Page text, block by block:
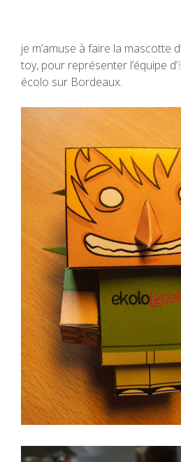
je m’amuse à faire la mascotte
toy, pour représenter l’équipe d’
écolo sur Bordeaux.